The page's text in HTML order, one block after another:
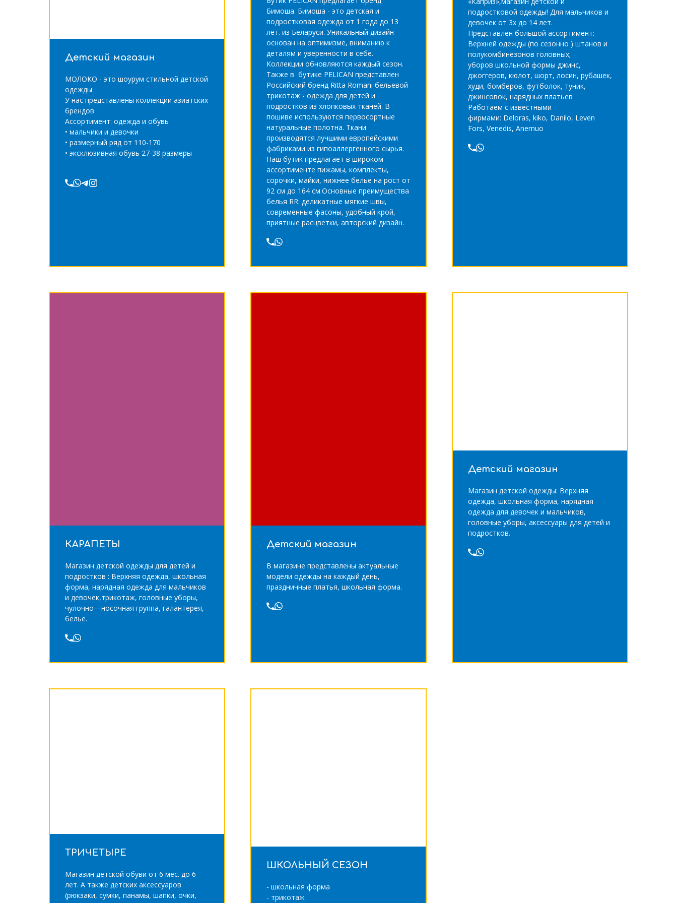
Детский магазин
МОЛОКО - это шоурум стильной детской
одежды
У нас представлены коллекции азиатских
брендов
Ассортимент: одежда и обувь
• мальчики и девочки
• размерный ряд от 110-170
• эксклюзивная обувь 27-38 размеры
Бимоша. Бимоша - это детская и
подростковая одежда от 1 года до 13
лет. из Беларуси. Уникальный дизайн
основан на оптимизме, вниманию к
деталям и уверенности в себе.
Коллекции обновляются каждый сезон.
Также в бутике PELICAN представлен
Российский бренд Ritta Romani бельевой
трикотаж - одежда для детей и
подростков из хлопковых тканей. В
пошиве используются первосортные
натуральные полотна. Ткани
производятся лучшими европейскими
фабриками из гипоаллергенного сырья.
Наш бутик предлагает в широком
ассортименте пижамы, комплекты,
сорочки, майки, нижнее белье на рост от
92 см до 164 см.Основные преимущества
белья RR: деликатные мягкие швы,
современные фасоны, удобный крой,
приятные расцветки, авторский дизайн.
подростковой одежды! Для мальчиков и
девочек от 3х до 14 лет.
Представлен большой ассортимент:
Верхней одежды (по сезонно ) штанов и
полукомбинезонов головных;
уборов школьной формы джинс,
джоггеров, кюлот, шорт, лосин, рубашек,
худи, бомберов, футболок, туник,
джинсовок, нарядных платьев
Работаем с известными
фирмами: Deloras, kiko, Danilo, Leven
Fors, Venedis, Anernuo
КАРАПЕТЫ
Магазин детской одежды для детей и
подростков : Верхняя одежда, школьная
форма, нарядная одежда для мальчиков
и девочек,трикотаж, головные уборы,
чулочно—носочная группа, галантерея,
белье.
Детский магазин
В магазине представлены актуальные
модели одежды на каждый день,
праздничные платья, школьная форма.
Детский магазин
Магазин детской одежды: Верхняя
одежда, школьная форма, нарядная
одежда для девочек и мальчиков,
головные уборы, аксессуары для детей и
подростков.
ТРИЧЕТЫРЕ
Магазин детской обуви от 6 мес. до 6
лет. А также детских аксессуаров
(рюкзаки, сумки, панамы, шапки, очки,
ШКОЛЬНЫЙ СЕЗОН
- школьная форма
- трикотаж